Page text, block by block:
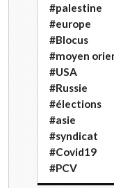
#palestine
#europe
#Blocus
#moyen
#USA
#Russie
#élections
#asie
#syndicat
#Covid19
#PCV